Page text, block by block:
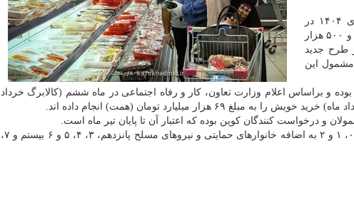
به گزارش کاروخدمت به نقل از مهر، تغییرات ارزی دی ۱۴۰۴ در
کشور رقم خورد و با افزایش قیمت ها، رقم کوپن از ۳۵۰ و ۵۰۰ هزار
طرح جدید
این
اجرا بوده و براساس اعلام وزارت تعاون، کار و رفاه اجتماعی در ماه ششم (کالابرگ خرداد
گفتنی است، کوپن سرپرستان خانوار با رقم انتهای کدملی ۰، ۱ و ۲ به اضافه خانوارهای حمایتی و نیروهای مسلح پانزدهم، ۳، ۴، ۵ و ۶ بیستم و ۷،